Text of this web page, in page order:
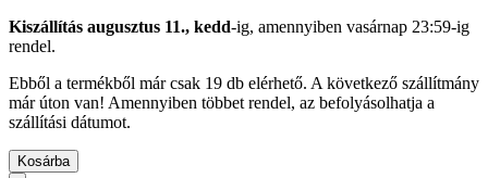
Kiszállítás augusztus 11., kedd-ig, amennyiben vasárnap 23:59-ig
rendel.
Ebből a termékből már csak 19 db elérhető. A következő szállítmány
már úton van! Amennyiben többet rendel, az befolyásolhatja a
szállítási dátumot.
Kosárba